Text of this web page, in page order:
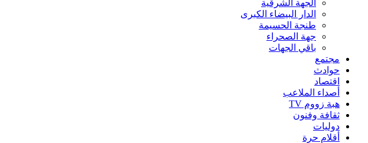
الجهة الشرقية
الدار البيضاء الكبرى
طنجة الحسيمة
جهة الصحراء
باقي الجهات
مجتمع
حوادث
اقتصاد
أصداء الملاعب
هبة زووم TV
ثقافة وفنون
دوليات
أقلام حرة